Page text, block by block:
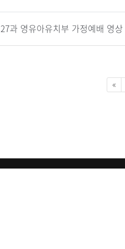
27과 영유아유치부 가정예배 영